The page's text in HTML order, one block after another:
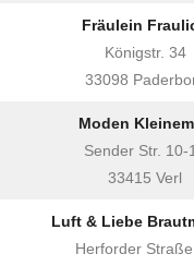
Fräulein
Königstr. 34
33098
Moden
Sender Str. 10-
33415 Verl
Luft & Liebe
Herforder